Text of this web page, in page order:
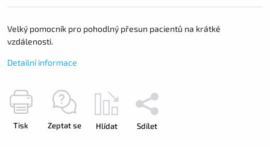
Velký pomocník pro pohodlný přesun pacientů na krátké
vzdálenosti.
Detailní informace
Tisk Zeptat se Hlídat Sdílet